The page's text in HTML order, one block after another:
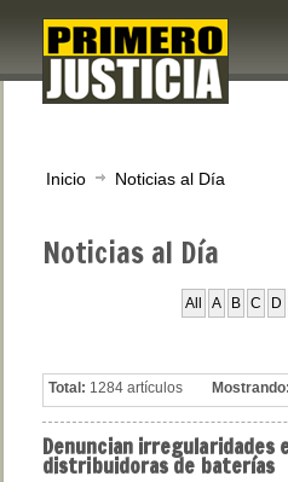
Inicio Noticias al Día
Noticiasal Día
All A B C D
Total: 1284 artículos Mostrando:
Denuncianirregularidades
distribuidoras de baterías